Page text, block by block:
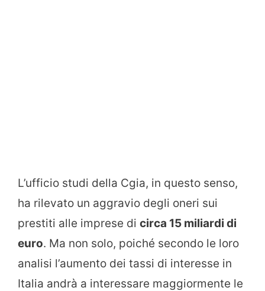
L’ufficio studi della Cgia, in questo senso,
ha rilevato un aggravio degli oneri sui
prestiti alle imprese di circa 15 miliardi di
euro. Ma non solo, poiché secondo le loro
analisi l’aumento dei tassi di interesse in
Italia andrà a interessare maggiormente le